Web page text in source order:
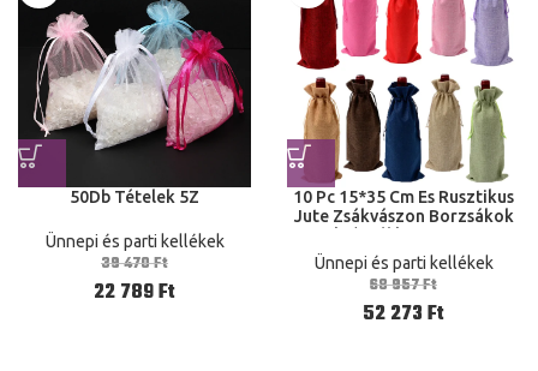
50Db Tételek 5Z
Ünnepi és parti kellékek
39 470Ft
22 789Ft
10 Pc 15*35 Cm Es Rusztikus
Jute Zsákvászon Borzsákok
Borítások Újrahasznosítható
Palack Csomagolás
Ajándékcsomag
Ünnepi és parti kellékek
68 957Ft
52 273Ft